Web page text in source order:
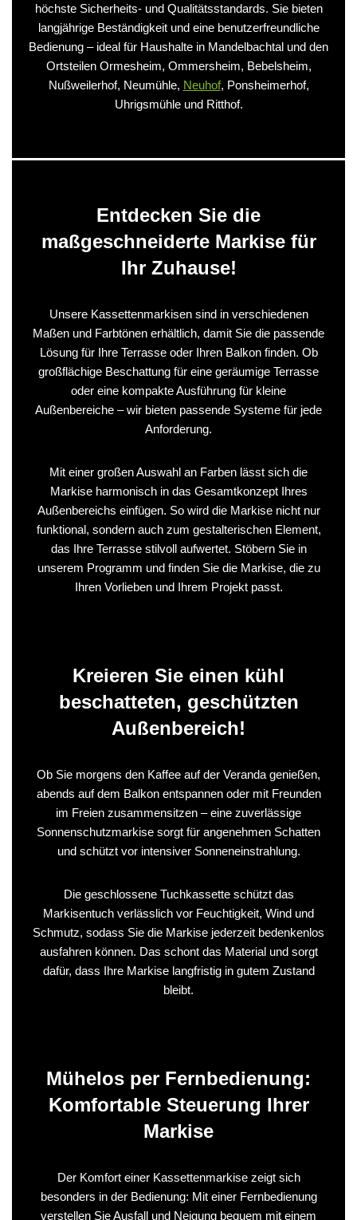
höchste Sicherheits- und Qualitätsstandards. Sie bieten
langjährige Beständigkeit und eine benutzerfreundliche
Bedienung – ideal für Haushalte in Mandelbachtal und den
Ortsteilen Ormesheim, Ommersheim, Bebelsheim,
Nußweilerhof, Neumühle, Neuhof, Ponsheimerhof,
Uhrigsmühle und Ritthof.
Entdecken Sie die
maßgeschneiderte Markise für
Ihr Zuhause!
Unsere Kassettenmarkisen sind in verschiedenen
Maßen und Farbtönen erhältlich, damit Sie die passende
Lösung für Ihre Terrasse oder Ihren Balkon finden. Ob
großflächige Beschattung für eine geräumige Terrasse
oder eine kompakte Ausführung für kleine
Außenbereiche – wir bieten passende Systeme für jede
Anforderung.
Mit einer großen Auswahl an Farben lässt sich die
Markise harmonisch in das Gesamtkonzept Ihres
Außenbereichs einfügen. So wird die Markise nicht nur
funktional, sondern auch zum gestalterischen Element,
das Ihre Terrasse stilvoll aufwertet. Stöbern Sie in
unserem Programm und finden Sie die Markise, die zu
Ihren Vorlieben und Ihrem Projekt passt.
Kreieren Sie einen kühl
beschatteten, geschützten
Außenbereich!
Ob Sie morgens den Kaffee auf der Veranda genießen,
abends auf dem Balkon entspannen oder mit Freunden
im Freien zusammensitzen – eine zuverlässige
Sonnenschutzmarkise sorgt für angenehmen Schatten
und schützt vor intensiver Sonneneinstrahlung.
Die geschlossene Tuchkassette schützt das
Markisentuch verlässlich vor Feuchtigkeit, Wind und
Schmutz, sodass Sie die Markise jederzeit bedenkenlos
ausfahren können. Das schont das Material und sorgt
dafür, dass Ihre Markise langfristig in gutem Zustand
bleibt.
Mühelos per Fernbedienung:
Komfortable Steuerung Ihrer
Markise
Der Komfort einer Kassettenmarkise zeigt sich
besonders in der Bedienung: Mit einer Fernbedienung
verstellen Sie Ausfall und Neigung bequem mit einem